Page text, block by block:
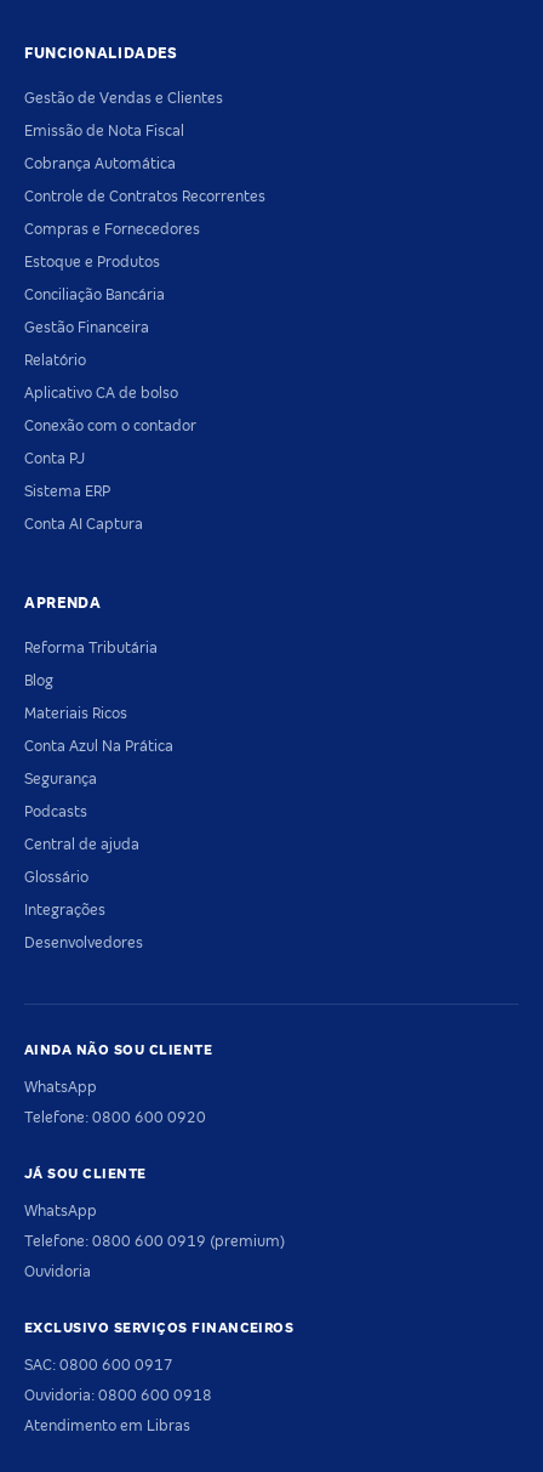
FUNCIONALIDADES
Gestão de Vendas e Clientes
Emissão de Nota Fiscal
Cobrança Automática
Controle de Contratos Recorrentes
Compras e Fornecedores
Estoque e Produtos
Conciliação Bancária
Gestão Financeira
Relatório
Aplicativo CA de bolso
Conexão com o contador
Conta PJ
Sistema ERP
Conta AI Captura
APRENDA
Reforma Tributária
Blog
Materiais Ricos
Conta Azul Na Prática
Segurança
Podcasts
Central de ajuda
Glossário
Integrações
Desenvolvedores
AINDA NÃO SOU CLIENTE
WhatsApp
Telefone: 0800 600 0920
JÁ SOU CLIENTE
WhatsApp
Telefone: 0800 600 0919 (premium)
Ouvidoria
EXCLUSIVO SERVIÇOS FINANCEIROS
SAC: 0800 600 0917
Ouvidoria: 0800 600 0918
Atendimento em Libras